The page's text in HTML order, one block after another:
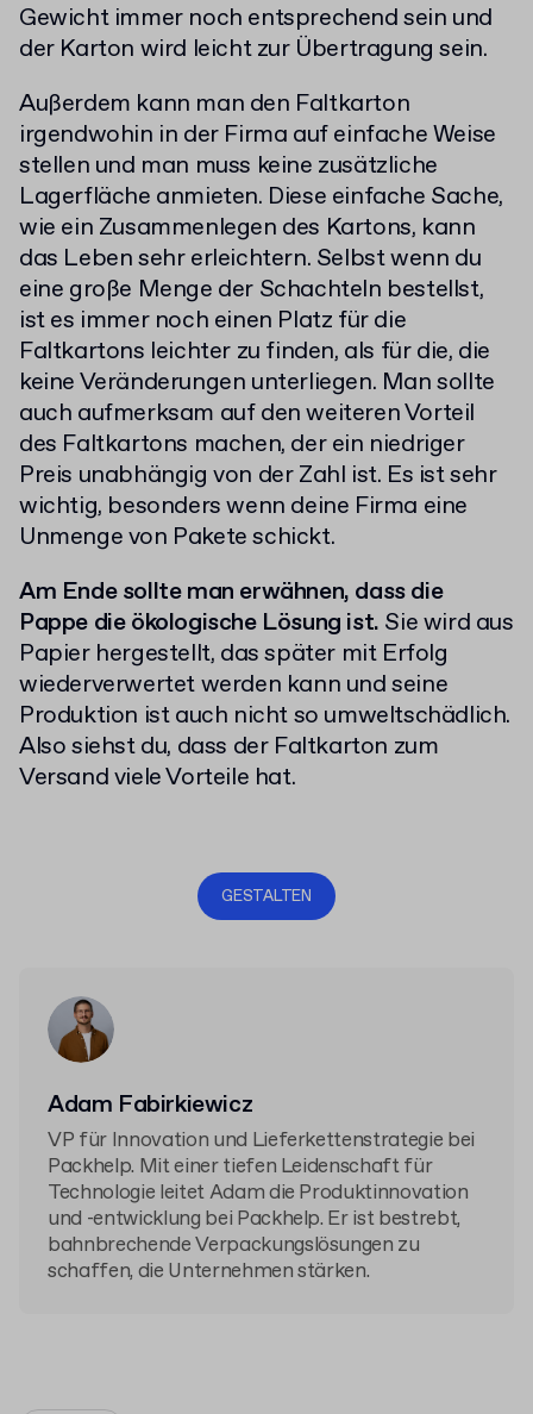
Gewicht immer noch entsprechend sein und
der Karton wird leicht zur Übertragung sein.
Außerdem kann man den Faltkarton
irgendwohin in der Firma auf einfache Weise
stellen und man muss keine zusätzliche
Lagerfläche anmieten. Diese einfache Sache,
wie ein Zusammenlegen des Kartons, kann
das Leben sehr erleichtern. Selbst wenn du
eine große Menge der Schachteln bestellst,
ist es immer noch einen Platz für die
Faltkartons leichter zu finden, als für die, die
keine Veränderungen unterliegen. Man sollte
auch aufmerksam auf den weiteren Vorteil
des Faltkartons machen, der ein niedriger
Preis unabhängig von der Zahl ist. Es ist sehr
wichtig, besonders wenn deine Firma eine
Unmenge von Pakete schickt.
Am Ende sollte man erwähnen, dass die
Pappe die ökologische Lösung ist. Sie wird aus
Papier hergestellt, das später mit Erfolg
wiederverwertet werden kann und seine
Produktion ist auch nicht so umweltschädlich.
Also siehst du, dass der Faltkarton zum
Versand viele Vorteile hat.
GESTALTEN
Adam Fabirkiewicz
VP für Innovation und Lieferkettenstrategie bei
Packhelp. Mit einer tiefen Leidenschaft für
Technologie leitet Adam die Produktinnovation
und -entwicklung bei Packhelp. Er ist bestrebt,
bahnbrechende Verpackungslösungen zu
schaffen, die Unternehmen stärken.